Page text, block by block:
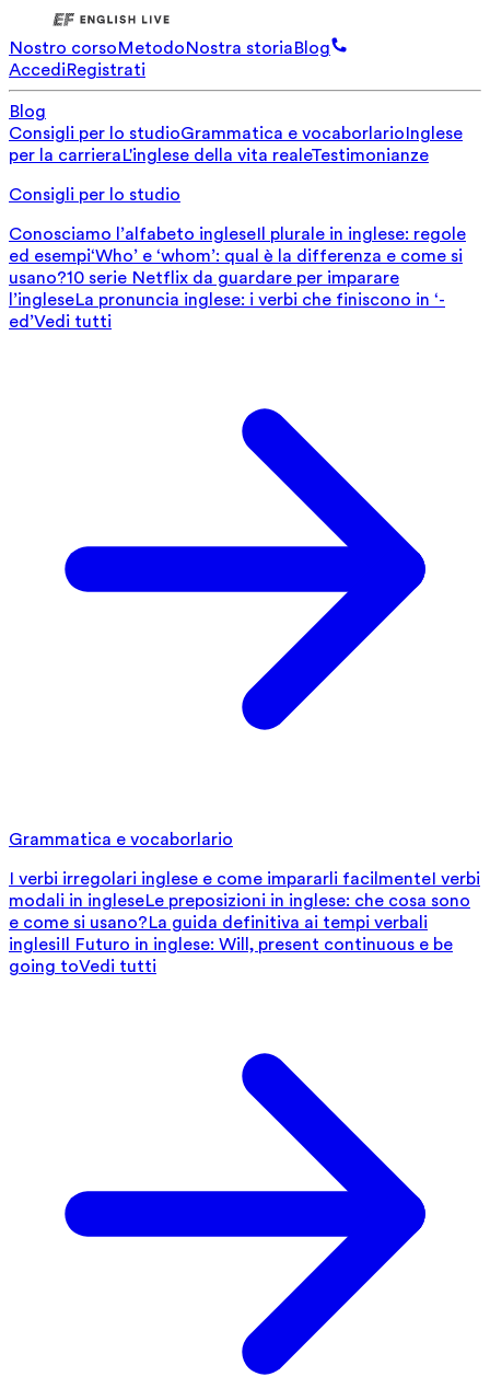
Nostro corsoMetodoNostra storiaBlog
AccediRegistrati
Blog
Consigli per lo studioGrammatica e vocaborlarioInglese
per la carrieraL'inglese della vita realeTestimonianze
Consigli per lo studio
Conosciamo l’alfabeto ingleseIl plurale in inglese: regole
ed esempi‘Who’ e ‘whom’: qual è la differenza e come si
usano?10 serie Netflix da guardare per imparare
l’ingleseLa pronuncia inglese: i verbi che finiscono in ‘-
ed’Vedi tutti
Grammatica e vocaborlario
I verbi irregolari inglese e come impararli facilmenteI verbi
modali in ingleseLe preposizioni in inglese: che cosa sono
e come si usano?La guida definitiva ai tempi verbali
inglesiIl Futuro in inglese: Will, present continuous e be
going toVedi tutti